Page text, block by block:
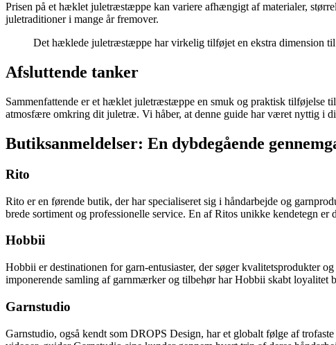
Prisen på et hæklet juletræstæppe kan variere afhængigt af materialer,
juletraditioner i mange år fremover.
Det hæklede juletræstæppe har virkelig tilføjet en ekstra dimension
Afsluttende tanker
Sammenfattende er et hæklet juletræstæppe en smuk og praktisk tilføjelse
atmosfære omkring dit juletræ. Vi håber, at denne guide har været nyttig i
Butiksanmeldelser: En dybdegående
Rito
Rito er en førende butik, der har specialiseret sig i håndarbejde og
brede sortiment og professionelle service. En af Ritos unikke kendetegn
Hobbii
Hobbii er destinationen for garn-entusiaster, der søger kvalitetsprodukter
imponerende samling af garnmærker og tilbehør har Hobbii skabt loyalitet
Garnstudio
Garnstudio, også kendt som DROPS Design, har et globalt følge af